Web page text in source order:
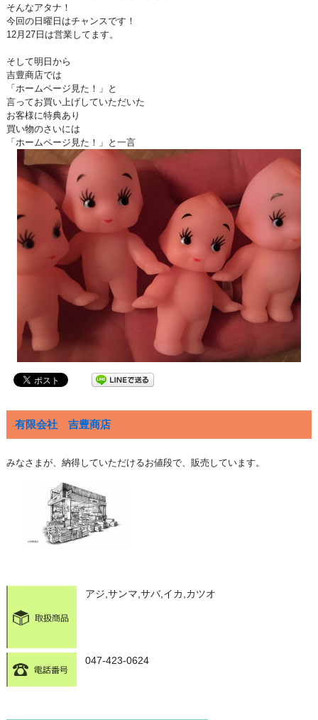
そんなアタナ！
今回の日曜日はチャンスです！
12月27日は営業してます。
そして明日から
吉豊商店では
「ホームページ見た！」と
言ってお買い上げしていただいた
お客様に特典あり
買い物のさいには
「ホームページ見た！」と一言
有限会社 吉豊商店
みなさまが、納得していただけるお値段で、販売しています。
アジ,サンマ,サバ,イカ,カツオ
047-423-0624